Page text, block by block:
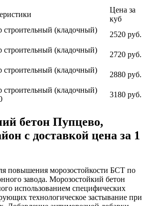
Цена за
куб
строительный (кладочный)
2520 руб.
строительный (кладочный)
2720 руб.
строительный (кладочный)
2880 руб.
строительный (кладочный)
3180 руб.
бетон Пупцево,
с доставкой цена за 1
повышения морозостойкости БСТ по
завода. Морозостойкий бетон
использованием специфических
технологическое застывание при